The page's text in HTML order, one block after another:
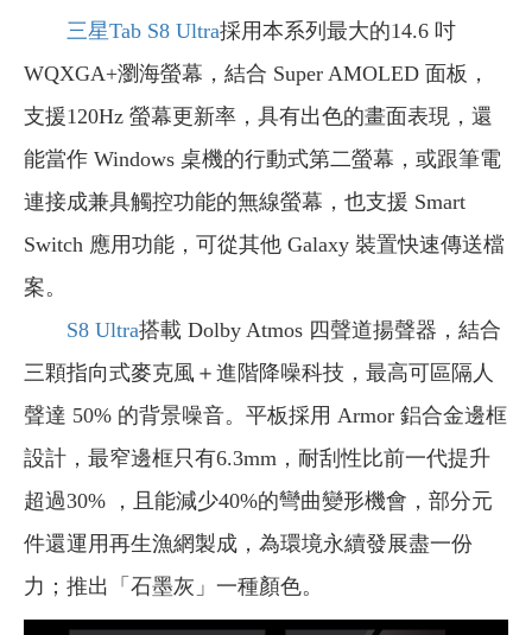
三星Tab S8 Ultra採用本系列最大的14.6 吋
WQXGA+瀏海螢幕，結合 Super AMOLED 面板，
支援120Hz 螢幕更新率，具有出色的畫面表現，還
能當作 Windows 桌機的行動式第二螢幕，或跟筆電
連接成兼具觸控功能的無線螢幕，也支援 Smart
Switch 應用功能，可從其他 Galaxy 裝置快速傳送檔
案。
S8 Ultra搭載 Dolby Atmos 四聲道揚聲器，結合
三顆指向式麥克風＋進階降噪科技，最高可區隔人
聲達 50% 的背景噪音。平板採用 Armor 鋁合金邊框
設計，最窄邊框只有6.3mm，耐刮性比前一代提升
超過30% ，且能減少40%的彎曲變形機會，部分元
件還運用再生漁網製成，為環境永續發展盡一份
力；推出「石墨灰」一種顏色。